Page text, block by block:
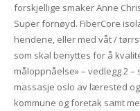
forskjellige smaker Anne
Super fornøyd. FiberCore
hendene, eller med våt /
som skal benyttes for å
måloppnåelse» – vedlegg 2
massasje oslo av lærested
kommune og foretak samt